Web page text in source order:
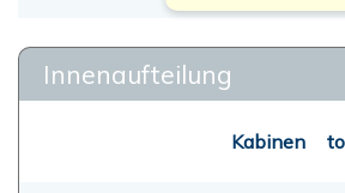
Innenaufteilung
Kabinen